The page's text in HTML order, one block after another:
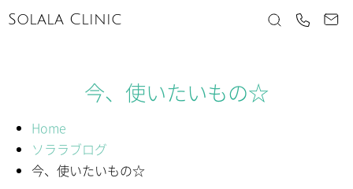
Solala Clinic
Home
ソララブログ
今、使いたいもの☆
今、使いたいもの☆